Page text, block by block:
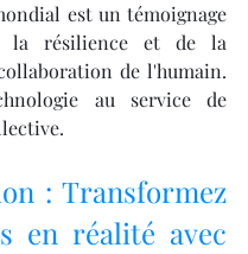
est un témoignage
la résilience et de la
de l'humain.
au service de
: Transformez
en réalité avec